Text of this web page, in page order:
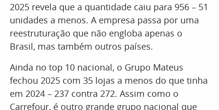
2025 revela que a quantidade caiu para 956 – 51
unidades a menos. A empresa passa por uma
reestruturação que não engloba apenas o
Brasil, mas também outros países.
Ainda no top 10 nacional, o Grupo Mateus
fechou 2025 com 35 lojas a menos do que tinha
em 2024 – 237 contra 272. Assim como o
Carrefour, é outro grande grupo nacional que